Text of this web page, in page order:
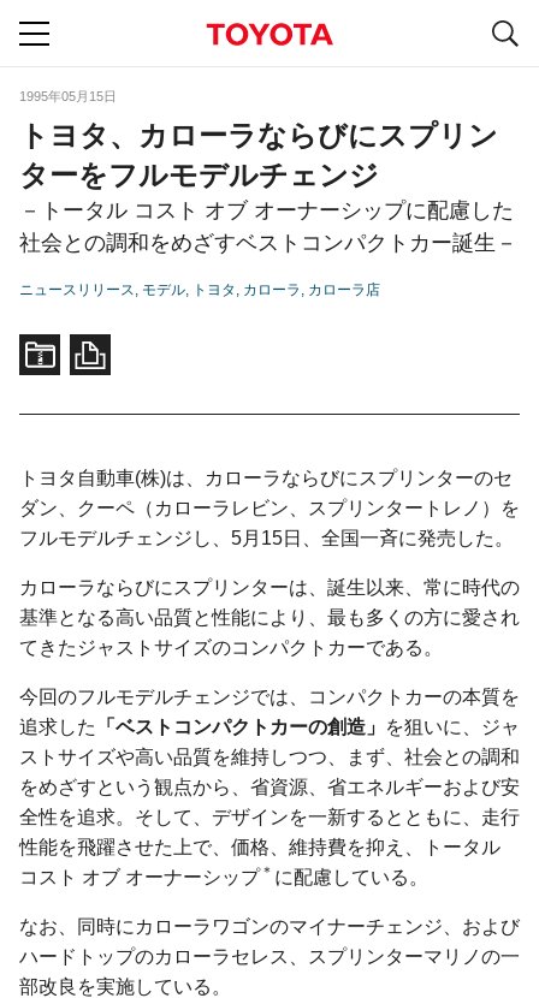
1995年05月15日
トヨタ、カローラならびにスプリン
ターをフルモデルチェンジ
－トータル コスト オブ オーナーシップに配慮した
社会との調和をめざすベストコンパクトカー誕生－
ニュースリリース モデル トヨタ カローラ カローラ店
トヨタ自動車(株)は、カローラならびにスプリンターのセ
ダン、クーペ（カローラレビン、スプリンタートレノ）を
フルモデルチェンジし、5月15日、全国一斉に発売した。
カローラならびにスプリンターは、誕生以来、常に時代の
基準となる高い品質と性能により、最も多くの方に愛され
てきたジャストサイズのコンパクトカーである。
今回のフルモデルチェンジでは、コンパクトカーの本質を
追求した
「ベストコンパクトカーの創造」 を狙いに、ジャ
ストサイズや高い品質を維持しつつ、まず、社会との調和
をめざすという観点から、省資源、省エネルギーおよび安
全性を追求。そして、デザインを一新するとともに、走行
性能を飛躍させた上で、価格、維持費を抑え、トータル
コスト オブ オーナーシップ＊ に配慮している。
なお、同時にカローラワゴンのマイナーチェンジ、および
ハードトップのカローラセレス、スプリンターマリノの一
部改良を実施している。